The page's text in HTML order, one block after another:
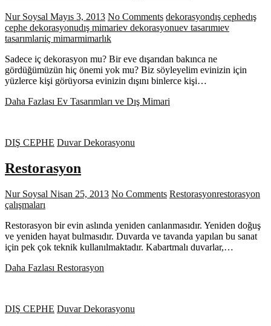
Nur Soysal Mayıs 3, 2013 No Comments dekorasyondış cephedış
cephe dekorasyonudış mimariev dekorasyonuev tasarımıev
tasarımlarıiç mimarmimarlık
Sadece iç dekorasyon mu? Bir eve dışarıdan bakınca ne
gördüğümüzün hiç önemi yok mu? Biz söyleyelim evinizin için
yüzlerce kişi görüyorsa evinizin dışını binlerce kişi…
Daha Fazlası Ev Tasarımları ve Dış Mimari
DIŞ CEPHE Duvar Dekorasyonu
Restorasyon
Nur Soysal Nisan 25, 2013 No Comments Restorasyonrestorasyon
çalışmaları
Restorasyon bir evin aslında yeniden canlanmasıdır. Yeniden doğuş
ve yeniden hayat bulmasıdır. Duvarda ve tavanda yapılan bu sanat
için pek çok teknik kullanılmaktadır. Kabartmalı duvarlar,…
Daha Fazlası Restorasyon
DIŞ CEPHE Duvar Dekorasyonu